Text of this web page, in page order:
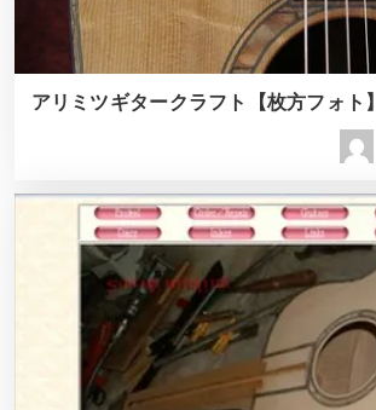
アリミツギタークラフト【枚方フォト】